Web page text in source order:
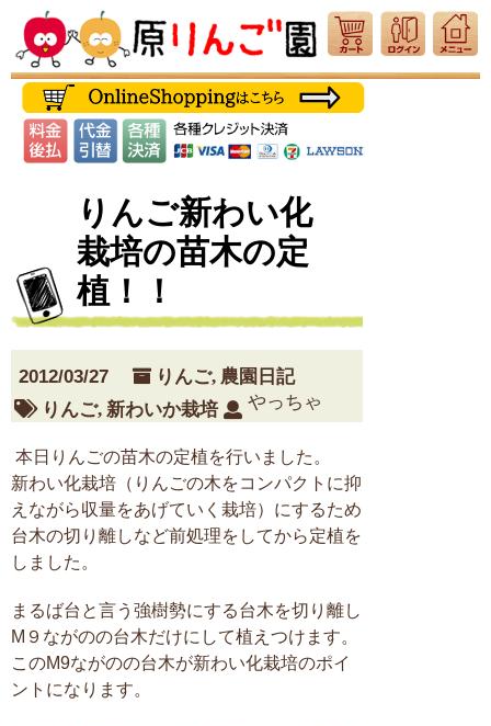
りんご新わい化
栽培の苗木の定
植！！
2012/03/27 りんご, 農園日記
りんご, 新わいか栽培 やっちゃ
本日りんごの苗木の定植を行いました。
新わい化栽培（りんごの木をコンパクトに抑
えながら収量をあげていく栽培）にするため
台木の切り離しなど前処理をしてから定植を
しました。
まるば台と言う強樹勢にする台木を切り離し
M９ながのの台木だけにして植えつけます。
このM9ながのの台木が新わい化栽培のポイ
ントになります。